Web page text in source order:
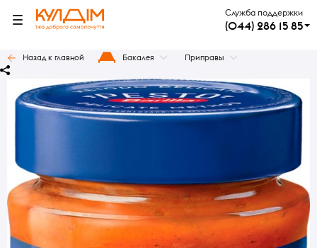
Служба поддержки
(044) 286 15 85
Назад к главной Бакалея Приправы